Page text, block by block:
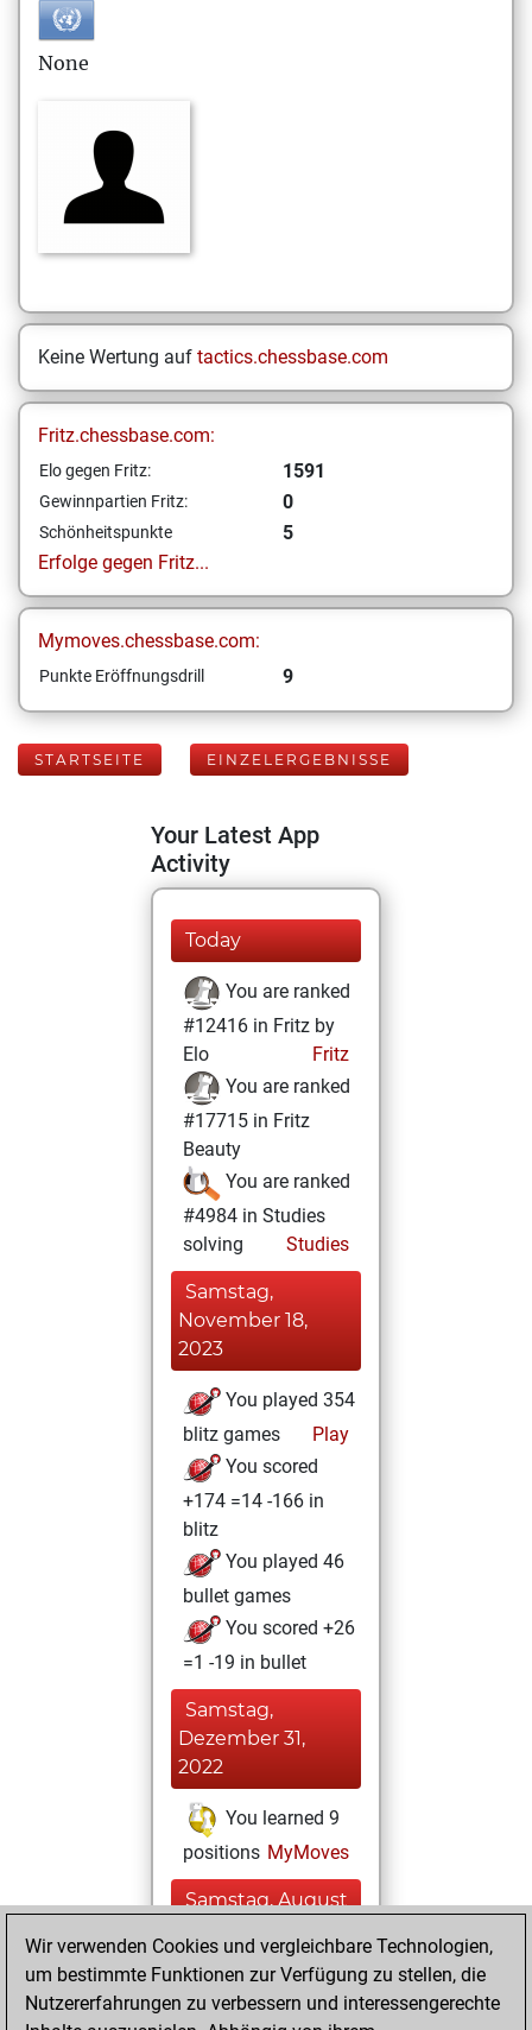
None
Keine Wertung auf tactics.chessbase.com
Fritz.chessbase.com:
Elo gegen Fritz: 1591
Gewinnpartien Fritz: 0
Schönheitspunkte
5
Erfolge gegen Fritz...
Mymoves.chessbase.com:
Punkte Eröffnungsdrill 9
STARTSEITE EINZELERGEBNISSE
Your Latest App
Activity
Today
You are ranked
#12416 in Fritz by
Elo
Fritz
You are ranked
#17715 in Fritz
Beauty
You are ranked
#4984 in Studies
solving
Studies
Samstag,
November 18,
2023
You played 354
blitz games
Play
You scored
+174 =14 -166 in
blitz
You played 46
bullet games
You scored +26
=1 -19 in bullet
Samstag,
Dezember 31,
2022
You learned 9
positions MyMoves
Samstag, August
You achieved a
BeautyScore of 5
Wir verwenden Cookies und vergleichbare Technologien,
um bestimmte Funktionen zur Verfügung zu stellen, die
Nutzererfahrungen zu verbessern und interessengerechte